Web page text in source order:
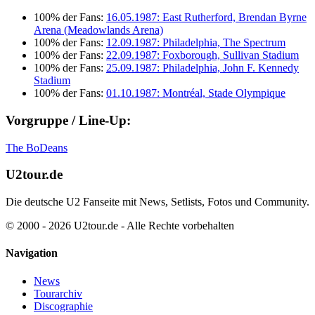
100% der Fans: 16.05.1987: East Rutherford, Brendan Byrne
Arena (Meadowlands Arena)
100% der Fans: 12.09.1987: Philadelphia, The Spectrum
100% der Fans: 22.09.1987: Foxborough, Sullivan Stadium
100% der Fans: 25.09.1987: Philadelphia, John F. Kennedy
Stadium
100% der Fans: 01.10.1987: Montréal, Stade Olympique
Vorgruppe / Line-Up:
The BoDeans
U2tour.de
Die deutsche U2 Fanseite mit News, Setlists, Fotos und Community.
© 2000 - 2026 U2tour.de - Alle Rechte vorbehalten
Navigation
News
Tourarchiv
Discographie